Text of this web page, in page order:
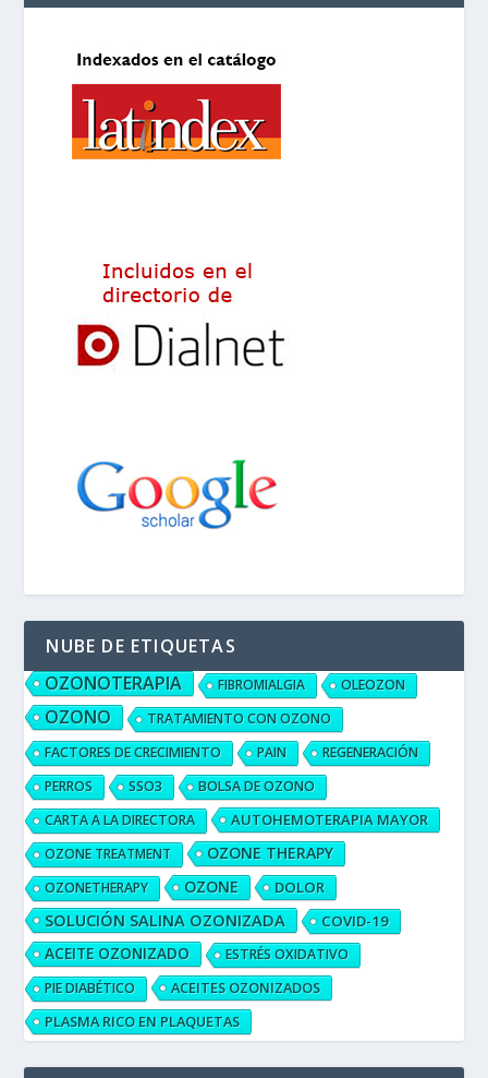
NUBE DE ETIQUETAS
OZONOTERAPIA
FIBROMIALGIA OLEOZON
OZONO
TRATAMIENTO CON OZONO
FACTORES DE CRECIMIENTO
PAIN
REGENERACIÓN
PERROS
SSO3
BOLSA DE OZONO
CARTA A LA DIRECTORA
AUTOHEMOTERAPIA MAYOR
OZONE TREATMENT OZONE THERAPY
OZONETHERAPY OZONE DOLOR
SOLUCIÓN SALINA OZONIZADA COVID-19
ACEITE OZONIZADO
ESTRÉS OXIDATIVO
PIE DIABÉTICO
ACEITES OZONIZADOS
PLASMA RICO EN PLAQUETAS